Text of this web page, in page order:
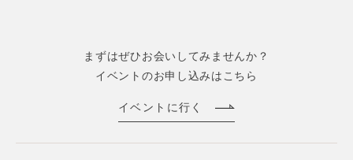
まずはぜひお会いしてみませんか？
イベントのお申し込みはこちら
イベントに行く